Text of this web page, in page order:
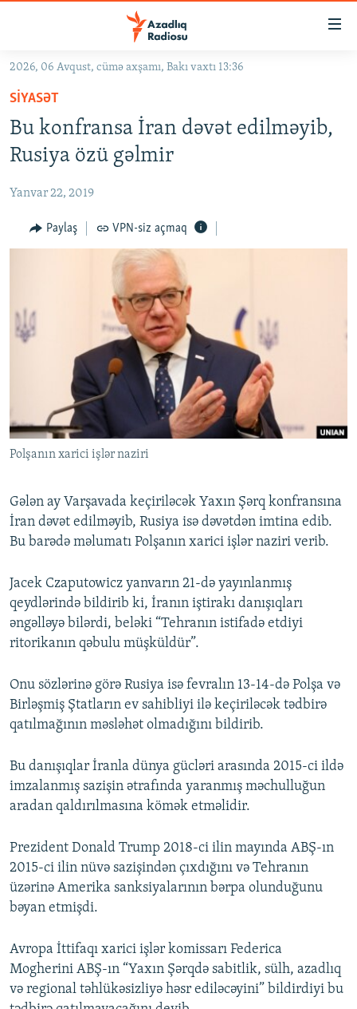
Əsas
qayıt
Əsas
naviqasiyaya
qayıt
GÜNDƏM
#İZAHLA
#ƏSLINDƏ
FƏRQƏ BAX
QANUNI DOĞRU
VIDEO
FOTOQALEREYA
İNFOQRAFIKA
KARIKATURA
RADIO ARXIV
AZƏRBAYCAN ƏDƏBIYYATI KITABXANASI
İSLAM VƏ DEMOKRATIYA
İZ - MƏDƏNIYYƏT PROQRAMI
HAQQIMIZDA
MISSIYAMIZ
PEŞƏ ETIKASI VƏ JURNALISTIKA STANDARTLARIMIZ
MATERIALLARIMIZDAN ISTIFADƏ
AZADLIQRADIOSU MOBIL TELEFONUNUZDA
XƏBƏR BÜLLETENLƏRIMIZ
RFE/RL-in bütün saytları
2026, 06 Avqust, cümə axşamı, Bakı vaxtı 13:36
SIYASƏT
Bu konfransa İran dəvət edilməyib,
Rusiya özü gəlmir
Yanvar 22, 2019
Paylaş VPN-siz açmaq
Polşanın xarici işlər naziri
Gələn ay Varşavada keçiriləcək Yaxın Şərq konfransına
İran dəvət edilməyib, Rusiya isə dəvətdən imtina edib.
Bu barədə məlumatı Polşanın xarici işlər naziri verib.
Jacek Czaputowicz yanvarın 21-də yayınlanmış
qeydlərində bildirib ki, İranın iştirakı danışıqları
əngəlləyə bilərdi, beləki “Tehranın istifadə etdiyi
ritorikanın qəbulu müşküldür”.
Onu sözlərinə görə Rusiya isə fevralın 13-14-də Polşa və
Birləşmiş Ştatların ev sahibliyi ilə keçiriləcək tədbirə
qatılmağının məsləhət olmadığını bildirib.
Bu danışıqlar İranla dünya gücləri arasında 2015-ci ildə
imzalanmış sazişin ətrafında yaranmış məchulluğun
aradan qaldırılmasına kömək etməlidir.
Prezident Donald Trump 2018-ci ilin mayında ABŞ-ın
2015-ci ilin nüvə sazişindən çıxdığını və Tehranın
üzərinə Amerika sanksiyalarının bərpa olunduğunu
bəyan etmişdi.
Avropa İttifaqı xarici işlər komissarı Federica
Mogherini ABŞ-ın “Yaxın Şərqdə sabitlik, sülh, azadlıq
və regional təhlükəsizliyə həsr ediləcəyini” bildirdiyi bu